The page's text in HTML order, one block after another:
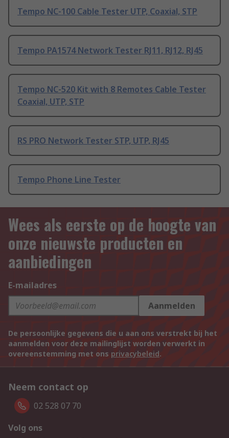
Tempo NC-100 Cable Tester UTP, Coaxial, STP
Tempo PA1574 Network Tester RJ11, RJ12, RJ45
Tempo NC-520 Kit with 8 Remotes Cable Tester
Coaxial, UTP, STP
RS PRO Network Tester STP, UTP, RJ45
Tempo Phone Line Tester
Wees als eerste op de hoogte van
onze nieuwste producten en
aanbiedingen
E-mailadres
Aanmelden
De persoonlijke gegevens die u aan ons verstrekt bij het
aanmelden voor deze mailinglijst worden verwerkt in
overeenstemming met ons privacybeleid.
Neem contact op
02 528 07 70
Volg ons